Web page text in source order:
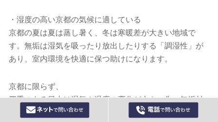
・湿度の高い京都の気候に適している
京都の夏は夏は蒸し暑く、冬は寒暖差が大きい地域で
す。無垢は湿気を吸ったり放出したりする「調湿性」が
あり、室内環境を快適に保つ助けになります。
京都に限らず、
四季のある日本は湿気や温度の変化が大きい為、無垢材
は湿気を吸ったり吐いたりして室内環境を整える無垢材